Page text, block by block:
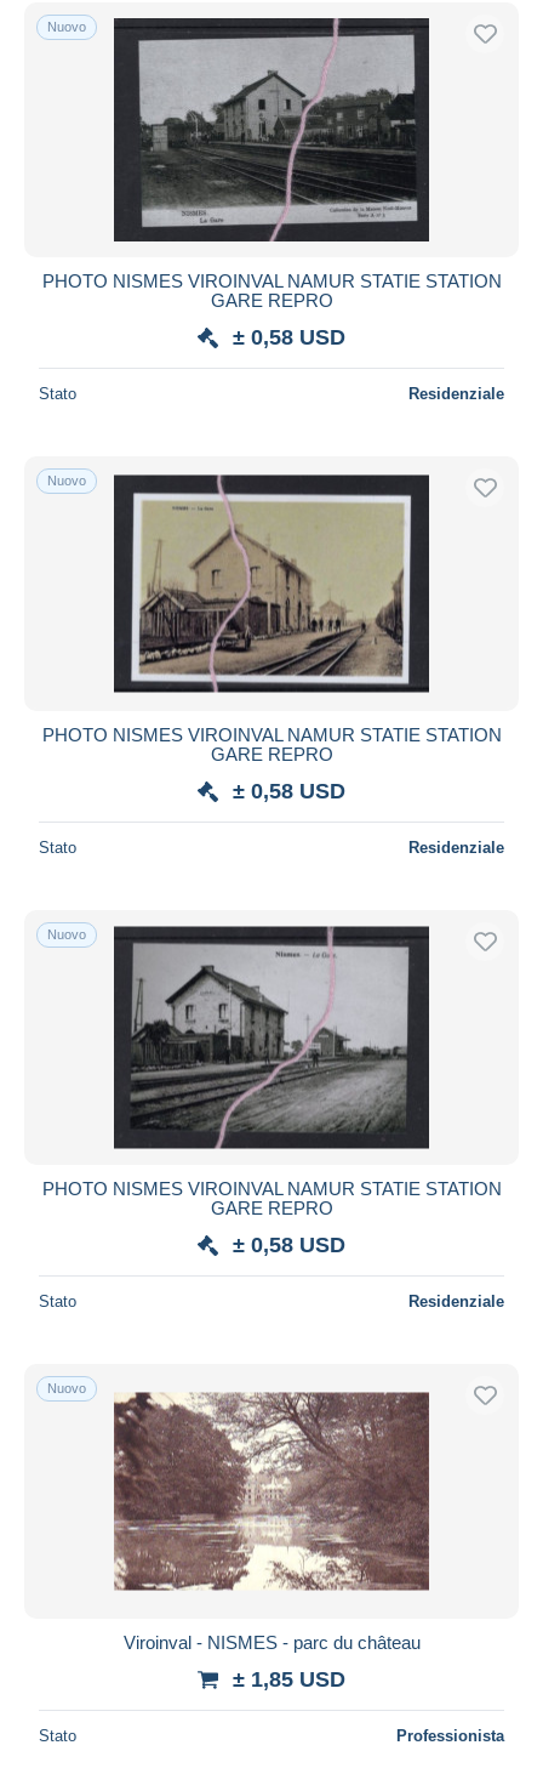
Spedizione gratuita
PayPal
Bonifico bancario
Visa
Mastercard
Residenza del venditore
Aggiorna
Nuovo
PHOTO NISMES VIROINVAL NAMUR STATIE STATION
GARE REPRO
± 0,58 USD
Stato Residenziale
Nuovo
PHOTO NISMES VIROINVAL NAMUR STATIE STATION
GARE REPRO
± 0,58 USD
Stato Residenziale
Nuovo
PHOTO NISMES VIROINVAL NAMUR STATIE STATION
GARE REPRO
± 0,58 USD
Stato Residenziale
Nuovo
Viroinval - NISMES - parc du château
± 1,85 USD
Stato Professionista